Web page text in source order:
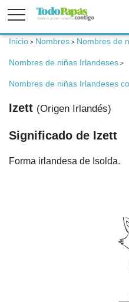
Fertilidad
Embarazo
Bebé
Inicio > Nombres > Nombres de
Nombres de niñas Irlandeses >
Nombres de niñas Irlandeses
Izett (Origen Irlandés)
Significado de Izett
Forma irlandesa de Isolda.